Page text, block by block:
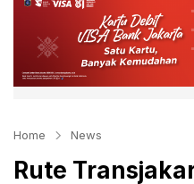
Home News
Rute